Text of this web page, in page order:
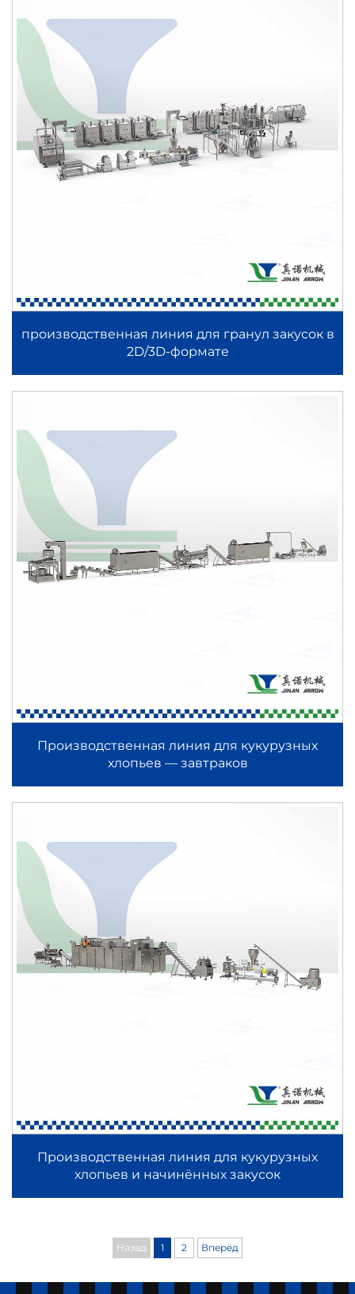
производственная линия для гранул закусок в
2D/3D-формате
Производственная линия для кукурузных
хлопьев — завтраков
Производственная линия для кукурузных
хлопьев и начинённых закусок
Назад 1 2 Вперёд